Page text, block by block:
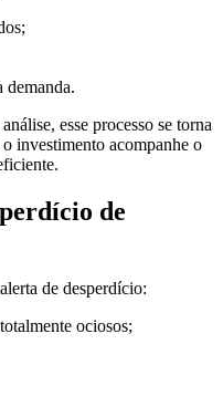
demanda.
esse processo se torna
investimento acompanhe o
de
de desperdício:
ociosos;